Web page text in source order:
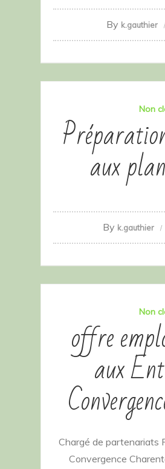
By k.gauthier
Non
aux
By k.gauthier
Non
offre
aux
Chargé de partenariats
Convergence